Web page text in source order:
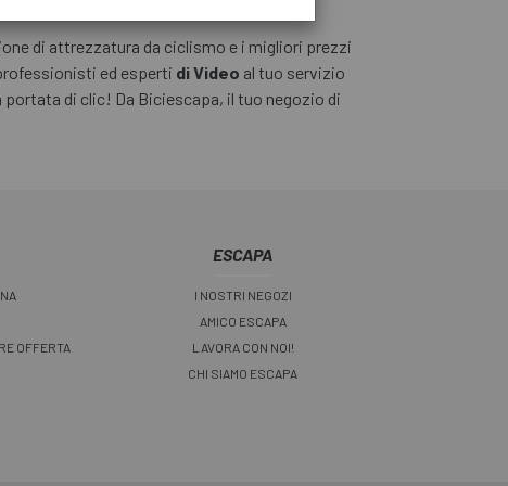
di attrezzatura da ciclismo e i migliori prezzi
ed esperti di Video al tuo servizio
portata di clic! Da Biciescapa, il tuo negozio di
OFFERTA
ESCAPA
I NOSTRI NEGOZI
AMICO ESCAPA
LAVORA CON NOI!
CHI SIAMO ESCAPA